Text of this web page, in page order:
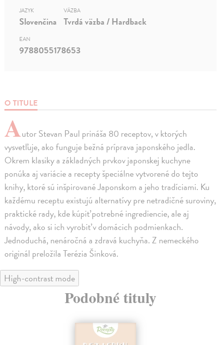
O TITULE
Autor Stevan Paul prináša 80 receptov, v ktorých
vysvetľuje, ako funguje bežná príprava japonského jedla.
Okrem klasiky a základných prvkov japonskej kuchyne
ponúka aj variácie a recepty špeciálne vytvorené do tejto
knihy, ktoré sú inšpirované Japonskom a jeho tradíciami. Ku
každému receptu existujú alternatívy pre netradičné suroviny,
praktické rady, kde kúpiť potrebné ingrediencie, ale aj
návody, ako si ich vyrobiť v domácich podmienkach.
Jednoduchá, nenáročná a zdravá kuchyňa. Z nemeckého
originál preložila Terézia Šinková.
JAZYK
Slovenčina
VÄZBA
Tvrdá väzba / Hardback
EAN
9788055178653
High-contrast mode
Podobné tituly